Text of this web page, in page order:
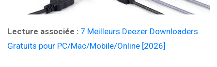
Lecture associée : 7 Meilleurs Deezer Downloaders
Gratuits pour PC/Mac/Mobile/Online [2026]